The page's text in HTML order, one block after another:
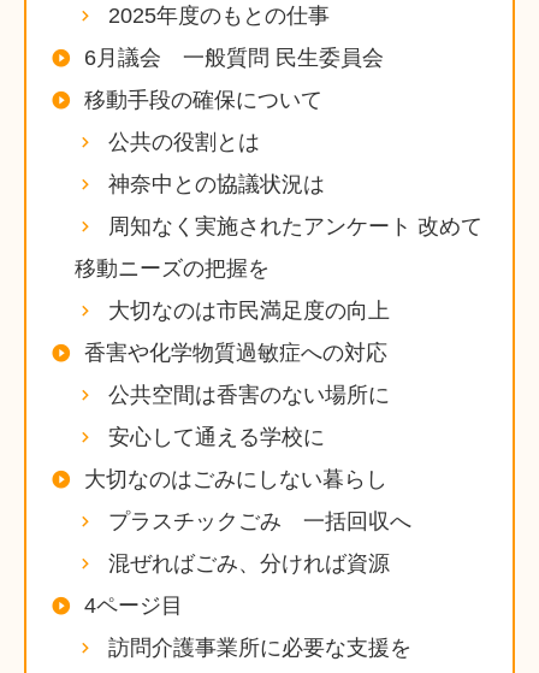
2025年度のもとの仕事
6月議会 一般質問 民生委員会
移動手段の確保について
公共の役割とは
神奈中との協議状況は
周知なく実施されたアンケート 改めて
移動ニーズの把握を
大切なのは市民満足度の向上
香害や化学物質過敏症への対応
公共空間は香害のない場所に
安心して通える学校に
大切なのはごみにしない暮らし
プラスチックごみ 一括回収へ
混ぜればごみ、分ければ資源
4ページ目
訪問介護事業所に必要な支援を